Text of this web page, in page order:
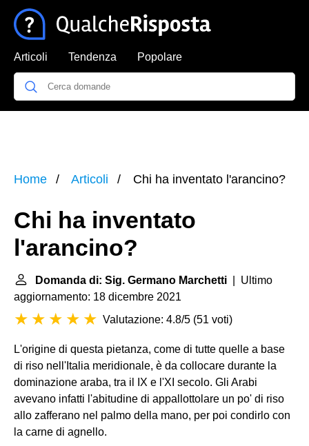
Articoli Tendenza Popolare
Home Articoli Chi ha inventato l'arancino?
Chi ha inventato
l'arancino?
Domanda di: Sig. Germano Marchetti | Ultimo
aggiornamento: 18 dicembre 2021
Valutazione: 4.8/5 (51 voti)
L'origine di questa pietanza, come di tutte quelle a base
di riso nell'Italia meridionale, è da collocare durante la
dominazione araba, tra il IX e l'XI secolo. Gli Arabi
avevano infatti l'abitudine di appallottolare un po' di riso
allo zafferano nel palmo della mano, per poi condirlo con
la carne di agnello.